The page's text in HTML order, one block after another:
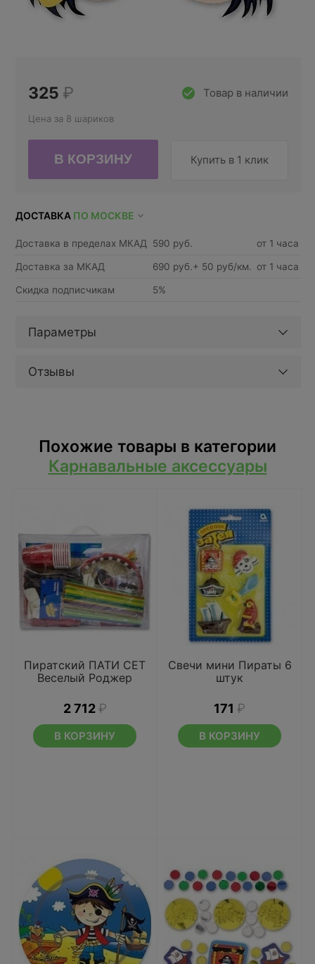
Товар в наличии
325 ₽
Цена за 8 шариков
Купить в 1 клик
ДОСТАВКА ПО МОСКВЕ
Доставка в пределах МКАД 590 руб. от 1 часа
Доставка за МКАД 690 руб.+ 50 руб/км. от 1 часа
Скидка подписчикам 5%
Параметры
Отзывы
Похожие товары в категории
Карнавальные аксессуары
Пиратский ПАТИ СЕТ
Веселый Роджер
2 712 ₽
В КОРЗИНУ
Свечи мини Пираты 6
штук
171 ₽
В КОРЗИНУ